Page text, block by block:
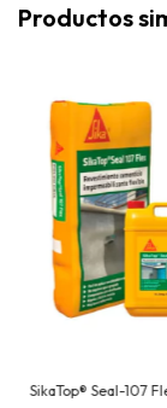
Productos
SikaTop® Seal-107